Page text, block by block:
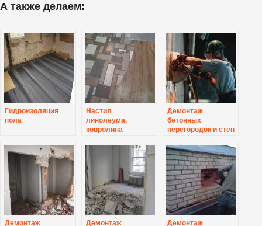
А также делаем:
Гидроизоляция
пола
Настил
линолеума,
ковролина
Демонтаж
бетонных
перегородок и стен
мм
Демонтаж
Демонтаж
Демонтаж